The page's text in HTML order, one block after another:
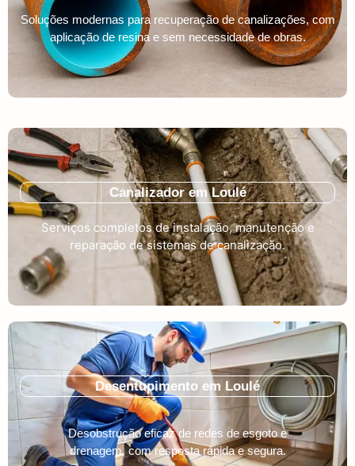
Soluções modernas para recuperação de canalizações, com
aplicação de resina e sem necessidade de obras.
Canalizador em Loulé
Serviços completos de instalação, manutenção e
reparação de sistemas de canalização.
Desentupimento em Loulé
Desobstrução eficaz de redes de esgoto e
drenagem, com resposta rápida e segura.